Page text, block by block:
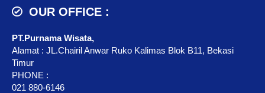
OUR OFFICE :
PT.Purnama Wisata,
Alamat : JL.Chairil Anwar Ruko Kalimas Blok B11, Bekasi
Timur
PHONE :
021 880-6146